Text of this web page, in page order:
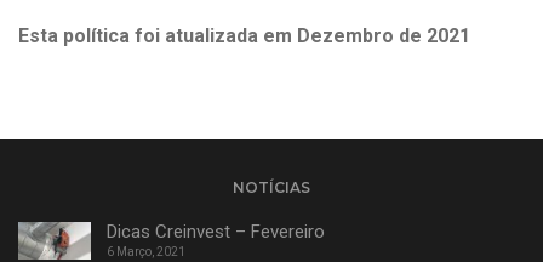
Esta política foi atualizada em Dezembro de 2021
NOTÍCIAS
Dicas Creinvest – Fevereiro
6 Março, 2021